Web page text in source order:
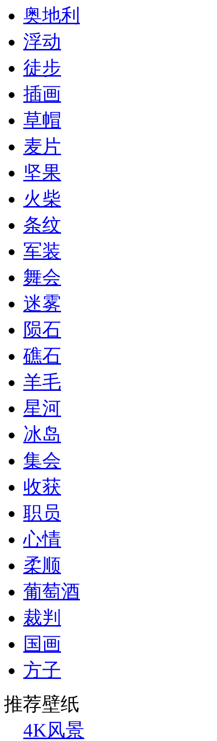
奥地利
浮动
徒步
插画
草帽
麦片
坚果
火柴
条纹
军装
舞会
迷雾
陨石
礁石
羊毛
星河
冰岛
集会
收获
职员
心情
柔顺
葡萄酒
裁判
国画
方子
推荐壁纸
4K风景